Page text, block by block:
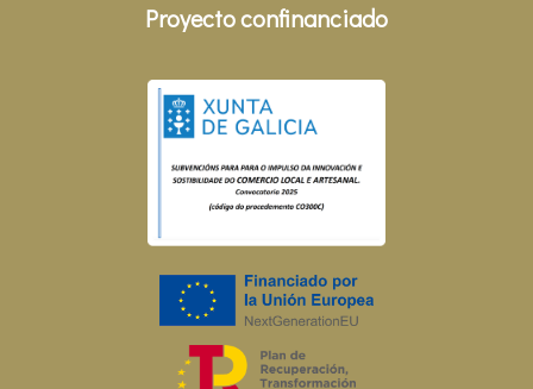
Proyecto confinanciado